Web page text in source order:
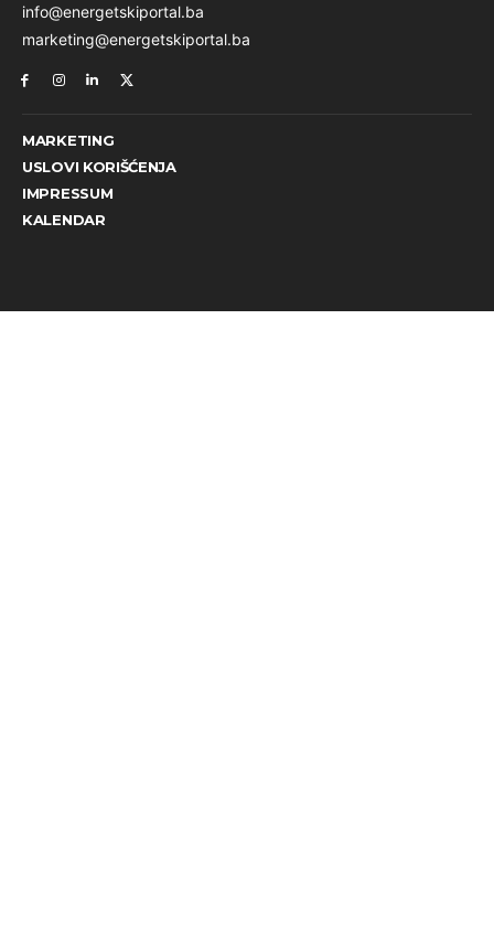
info@energetskiportal.ba
marketing@energetskiportal.ba
MARKETING
USLOVI KORIŠĆENJA
IMPRESSUM
KALENDAR